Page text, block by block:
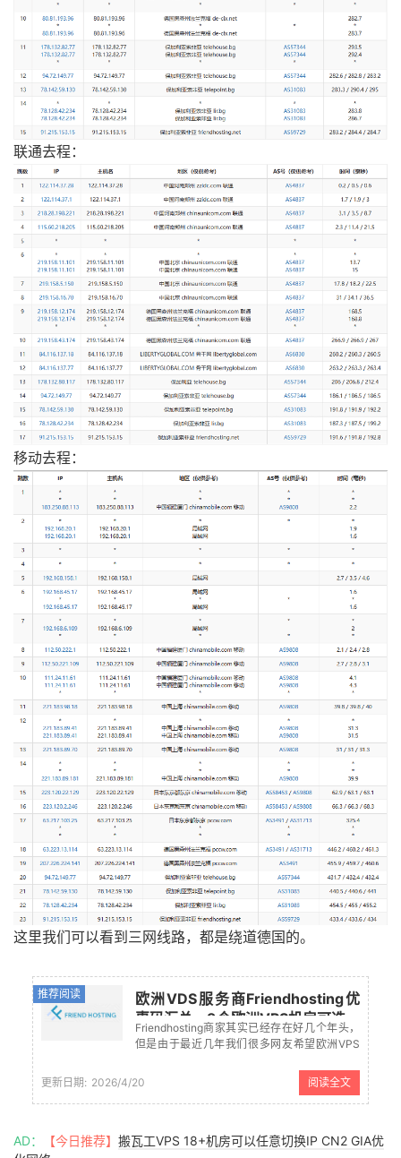
联通去程：
移动去程：
这里我们可以看到三网线路，都是绕道德国的。
推荐阅读
欧洲VDS服务商Friendhosting优
惠码汇总 - 9个欧洲VPS机房可选
Friendhosting商家其实已经存在好几个年头，
但是由于最近几年我们很多网友希望欧洲VPS
的用户选择欧洲机房时候选择较多。
美国机房，算是...
更新日期: 2026/4/20 阅读全文
AD： 【今日推荐】 搬瓦工VPS 18+机房可以任意切换IP CN2 GIA优